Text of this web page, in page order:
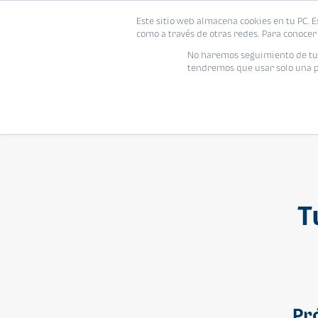
Este sitio web almacena cookies en tu
como a través de otras redes. Para
No haremos seguimiento de
tendremos que usar solo una